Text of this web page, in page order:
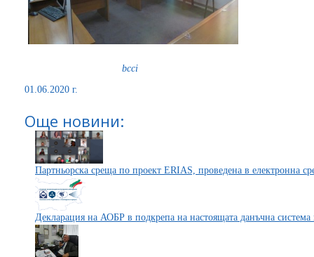
bcci
01.06.2020 г.
Още новини:
Партньорска среща по проект ERIAS, проведена в електронна
Декларация на АОБР в подкрепа на настоящата данъчна система